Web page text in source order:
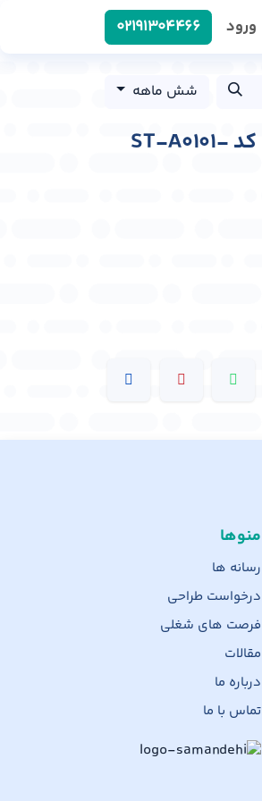
ورود 0219​1304466
شش ماهه
استرابورد بزرگراه امام علی شهر تهران کد ST-A0101-
منوها
رسانه ها
درخواست طراحی
فرصت های شغلی
مقالات
درباره ما
تماس با ما